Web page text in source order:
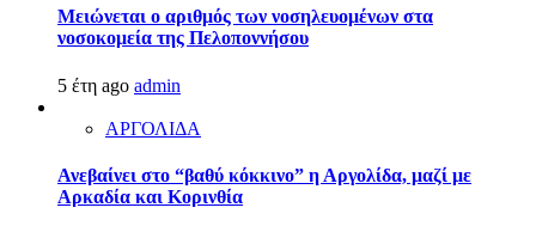
Μειώνεται ο αριθμός των νοσηλευομένων στα
νοσοκομεία της Πελοποννήσου
5 έτη ago admin
ΑΡΓΟΛΙΔΑ
Ανεβαίνει στο “βαθύ κόκκινο” η Αργολίδα, μαζί με
Αρκαδία και Κορινθία